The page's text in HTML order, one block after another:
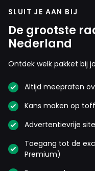
SLUIT JE AAN BIJ
De grootste
Nederland
Ontdek welk pakket bij
Altijd meepraten
Kans maken op
Advertentievrije
Toegang tot de
Premium)